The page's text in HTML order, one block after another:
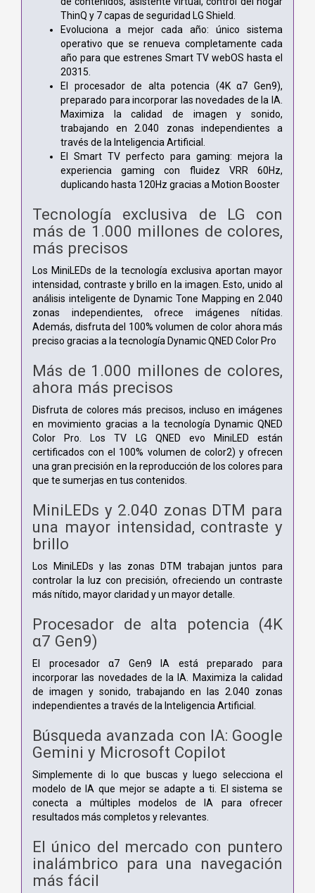
ThinQ y 7 capas de seguridad LG Shield.
Evoluciona a mejor cada año: único sistema
operativo que se renueva completamente cada
año para que estrenes Smart TV webOS hasta el
20315.
El procesador de alta potencia (4K α7 Gen9),
preparado para incorporar las novedades de la IA.
Maximiza la calidad de imagen y sonido,
trabajando en 2.040 zonas independientes a
través de la Inteligencia Artificial.
El Smart TV perfecto para gaming: mejora la
experiencia gaming con fluidez VRR 60Hz,
duplicando hasta 120Hz gracias a Motion Booster
Tecnología exclusiva de LG con
más de 1.000 millones de colores,
más precisos
Los MiniLEDs de la tecnología exclusiva aportan mayor
intensidad, contraste y brillo en la imagen. Esto, unido al
análisis inteligente de Dynamic Tone Mapping en 2.040
zonas independientes, ofrece imágenes nítidas.
Además, disfruta del 100% volumen de color ahora más
preciso gracias a la tecnología Dynamic QNED Color Pro
Más de 1.000 millones de colores,
ahora más precisos
Disfruta de colores más precisos, incluso en imágenes
en movimiento gracias a la tecnología Dynamic QNED
Color Pro. Los TV LG QNED evo MiniLED están
certificados con el 100% volumen de color2) y ofrecen
una gran precisión en la reproducción de los colores para
que te sumerjas en tus contenidos.
MiniLEDs y 2.040 zonas DTM para
una mayor intensidad, contraste y
brillo
Los MiniLEDs y las zonas DTM trabajan juntos para
controlar la luz con precisión, ofreciendo un contraste
más nítido, mayor claridad y un mayor detalle.
Procesador de alta potencia (4K
α7 Gen9)
El procesador α7 Gen9 IA está preparado para
incorporar las novedades de la IA. Maximiza la calidad
de imagen y sonido, trabajando en las 2.040 zonas
independientes a través de la Inteligencia Artificial.
Búsqueda avanzada con IA: Google
Gemini y Microsoft Copilot
Simplemente di lo que buscas y luego selecciona el
modelo de IA que mejor se adapte a ti. El sistema se
conecta a múltiples modelos de IA para ofrecer
resultados más completos y relevantes.
El único del mercado con puntero
inalámbrico para una navegación
más fácil